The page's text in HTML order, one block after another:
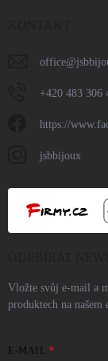
office@
+420 483 306
https://
jsbbijoux
Vložte svůj e-mail a
produktech na našem
E-MAIL